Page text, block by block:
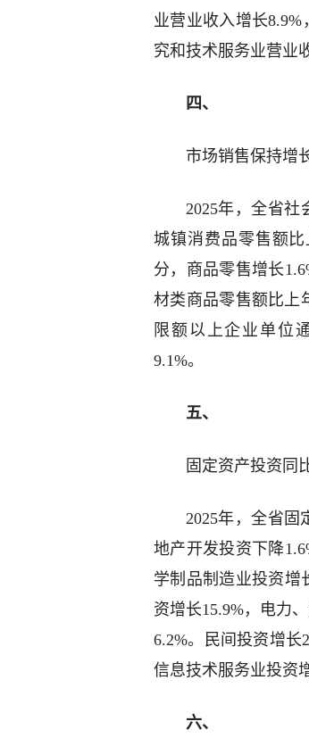
业营业收入增长
究和技术服务业营业
四、
市场销售保持增
2025年，全省社
城镇消费品零售额
分，商品零售增长
材类商品零售额比上
限额以上企业单位
9.1%。
五、
固定资产投资同
2025年，全省固
地产开发投资下降
学制品制造业投资增
资增长15.9%，电力
6.2%。民间投资增长
信息技术服务业投资
六、